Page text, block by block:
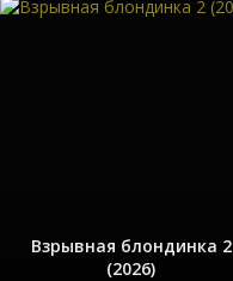
Взрывная блондинка 2
(2026)